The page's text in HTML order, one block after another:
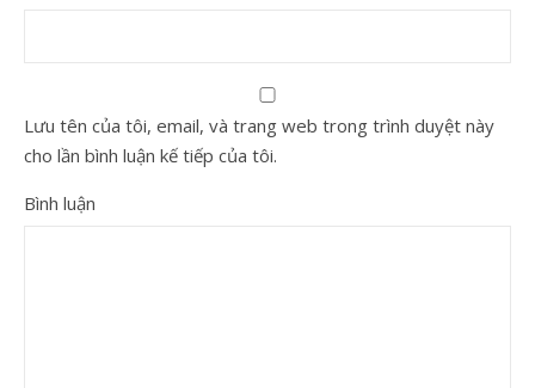
Lưu tên của tôi, email, và trang web trong trình duyệt này
cho lần bình luận kế tiếp của tôi.
Bình luận